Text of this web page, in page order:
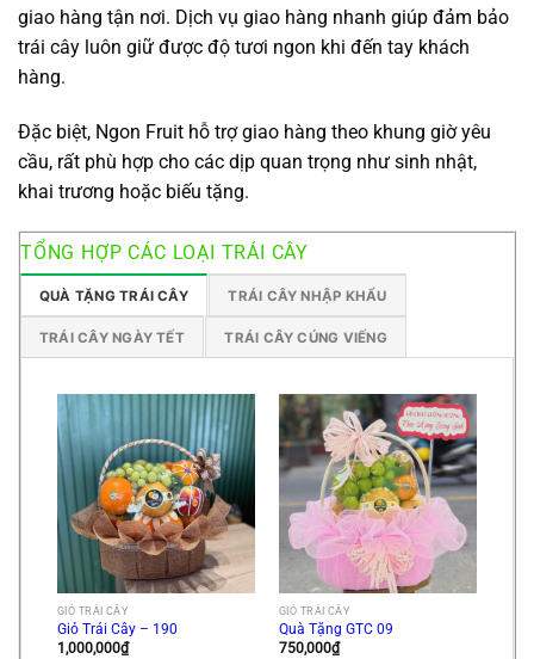
giao hàng tận nơi. Dịch vụ giao hàng nhanh giúp đảm bảo
trái cây luôn giữ được độ tươi ngon khi đến tay khách
hàng.
Đặc biệt, Ngon Fruit hỗ trợ giao hàng theo khung giờ yêu
cầu, rất phù hợp cho các dịp quan trọng như sinh nhật,
khai trương hoặc biếu tặng.
TỔNG HỢP CÁC LOẠI TRÁI CÂY
QUÀ TẶNG TRÁI CÂY TRÁI CÂY NHẬP KHẨU
TRÁI CÂY NGÀY TẾT TRÁI CÂY CÚNG VIẾNG
GIỎ TRÁI CÂY
Giỏ Trái Cây – 190
1,000,000₫
GIỎ TRÁI CÂY
Quà Tặng GTC 09
750,000₫